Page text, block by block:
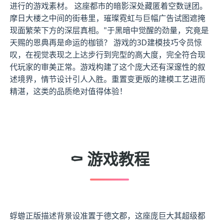
进行的游戏素材。 这座都市的暗影深处藏匿着空数谜团。
摩日大楼之中间的街巷里，璀璨霓虹与巨幅广告试图遮掩
现面繁荣下方的深层真相。"于黑暗中觉醒的劲量，究竟是
天赐的恩典再是命运的枷锁？ 游戏的3D建模技巧令员惊
叹，在视觉表现之上达步行到完型的高大度，完全符合现
代玩家的审美正常。游戏构建了这个庞大还有深邃性的叙
述境界，情节设计引人入胜。重置变更版的建模工艺进而
精湛，这类的品质绝对值得体验！
⚰️ 游戏教程
蜉蝣正版描述背景设准置于德文郡，这座庞巨大其超级都